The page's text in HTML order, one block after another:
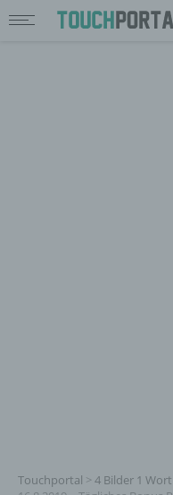
Touchportal > 4 Bilder 1 Wort